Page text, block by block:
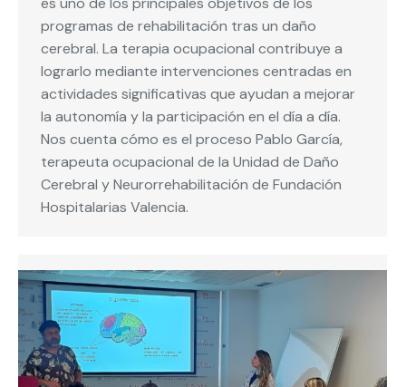
programas de rehabilitación tras un daño
cerebral. La terapia ocupacional contribuye a
lograrlo mediante intervenciones centradas en
actividades significativas que ayudan a mejorar
la autonomía y la participación en el día a día.
Nos cuenta cómo es el proceso Pablo García,
terapeuta ocupacional de la Unidad de Daño
Cerebral y Neurorrehabilitación de Fundación
Hospitalarias Valencia.